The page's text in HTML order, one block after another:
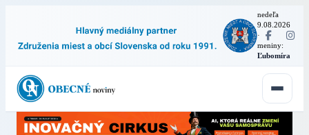
nedeľa
9.08.2026
·
meniny:
Ľubomíra